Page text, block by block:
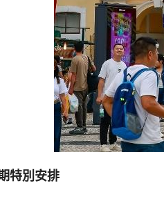
特別安排